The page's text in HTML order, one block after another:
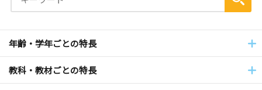
年齢・学年ごとの特長
教科・教材ごとの特長